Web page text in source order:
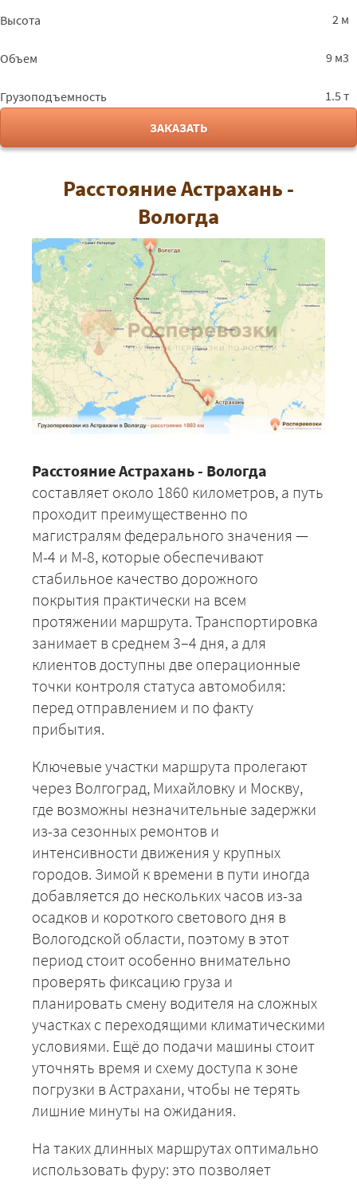
Высота 2 м
Объем 9 м3
Грузоподъемность
1.5 т
ЗАКАЗАТЬ
Расстояние Астрахань -
Вологда
Расстояние Астрахань - Вологда
составляет около 1860 километров, а путь
проходит преимущественно по
магистралям федерального значения —
М-4 и М-8, которые обеспечивают
стабильное качество дорожного
покрытия практически на всем
протяжении маршрута. Транспортировка
занимает в среднем 3–4 дня, а для
клиентов доступны две операционные
точки контроля статуса автомобиля:
перед отправлением и по факту
прибытия.
Ключевые участки маршрута пролегают
через Волгоград, Михайловку и Москву,
где возможны незначительные задержки
из-за сезонных ремонтов и
интенсивности движения у крупных
городов. Зимой к времени в пути иногда
добавляется до нескольких часов из-за
осадков и короткого светового дня в
Вологодской области, поэтому в этот
период стоит особенно внимательно
проверять фиксацию груза и
планировать смену водителя на сложных
участках с переходящими климатическими
условиями. Ещё до подачи машины стоит
уточнять время и схему доступа к зоне
погрузки в Астрахани, чтобы не терять
лишние минуты на ожидания.
На таких длинных маршрутах оптимально
использовать фуру: это позволяет